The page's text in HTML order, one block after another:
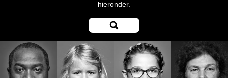
hieronder.